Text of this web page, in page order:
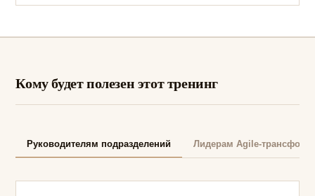
Кому будет полезен этот тренинг
Руководителям подразделений Лидерам Agile-